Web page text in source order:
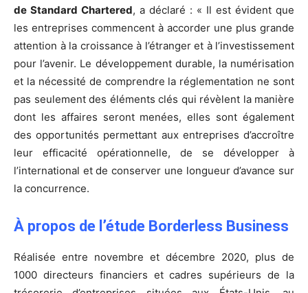
de Standard Chartered, a déclaré : « Il est évident que
les entreprises commencent à accorder une plus grande
attention à la croissance à l’étranger et à l’investissement
pour l’avenir. Le développement durable, la numérisation
et la nécessité de comprendre la réglementation ne sont
pas seulement des éléments clés qui révèlent la manière
dont les affaires seront menées, elles sont également
des opportunités permettant aux entreprises d’accroître
leur efficacité opérationnelle, de se développer à
l’international et de conserver une longueur d’avance sur
la concurrence.
À propos de l’étude Borderless Business
Réalisée entre novembre et décembre 2020, plus de
1000 directeurs financiers et cadres supérieurs de la